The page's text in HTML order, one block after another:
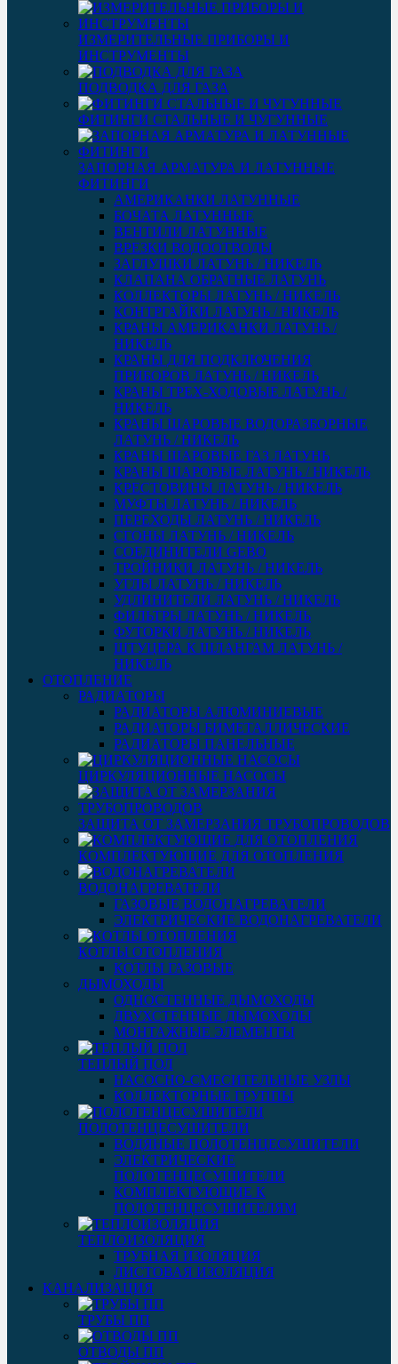
ИЗМЕРИТЕЛЬНЫЕ ПРИБОРЫ И
ИНСТРУМЕНТЫ
ПОДВОДКА ДЛЯ ГАЗА
ФИТИНГИ СТАЛЬНЫЕ И ЧУГУННЫЕ
ЗАПОРНАЯ АРМАТУРА И ЛАТУННЫЕ
ФИТИНГИ
АМЕРИКАНКИ ЛАТУННЫЕ
БОЧАТА ЛАТУННЫЕ
ВЕНТИЛИ ЛАТУННЫЕ
ВРЕЗКИ ВОДООТВОДЫ
ЗАГЛУШКИ ЛАТУНЬ / НИКЕЛЬ
КЛАПАНА ОБРАТНЫЕ ЛАТУНЬ
КОЛЛЕКТОРЫ ЛАТУНЬ / НИКЕЛЬ
КОНТРГАЙКИ ЛАТУНЬ / НИКЕЛЬ
КРАНЫ АМЕРИКАНКИ ЛАТУНЬ /
НИКЕЛЬ
КРАНЫ ДЛЯ ПОДКЛЮЧЕНИЯ
ПРИБОРОВ ЛАТУНЬ / НИКЕЛЬ
КРАНЫ ТРЕХ-ХОДОВЫЕ ЛАТУНЬ /
НИКЕЛЬ
КРАНЫ ШАРОВЫЕ ВОДОРАЗБОРНЫЕ
ЛАТУНЬ / НИКЕЛЬ
КРАНЫ ШАРОВЫЕ ГАЗ ЛАТУНЬ
КРАНЫ ШАРОВЫЕ ЛАТУНЬ / НИКЕЛЬ
КРЕСТОВИНЫ ЛАТУНЬ / НИКЕЛЬ
МУФТЫ ЛАТУНЬ / НИКЕЛЬ
ПЕРЕХОДЫ ЛАТУНЬ / НИКЕЛЬ
СГОНЫ ЛАТУНЬ / НИКЕЛЬ
СОЕДИНИТЕЛИ GEBO
ТРОЙНИКИ ЛАТУНЬ / НИКЕЛЬ
УГЛЫ ЛАТУНЬ / НИКЕЛЬ
УДЛИНИТЕЛИ ЛАТУНЬ / НИКЕЛЬ
ФИЛЬТРЫ ЛАТУНЬ / НИКЕЛЬ
ФУТОРКИ ЛАТУНЬ / НИКЕЛЬ
ШТУЦЕРА К ШЛАНГАМ ЛАТУНЬ /
НИКЕЛЬ
ОТОПЛЕНИЕ
РАДИАТОРЫ
РАДИАТОРЫ АЛЮМИНИЕВЫЕ
РАДИАТОРЫ БИМЕТАЛЛИЧЕСКИЕ
РАДИАТОРЫ ПАНЕЛЬНЫЕ
ЦИРКУЛЯЦИОННЫЕ НАСОСЫ
ЗАЩИТА ОТ ЗАМЕРЗАНИЯ ТРУБОПРОВОДОВ
КОМПЛЕКТУЮЩИЕ ДЛЯ ОТОПЛЕНИЯ
ВОДОНАГРЕВАТЕЛИ
ГАЗОВЫЕ ВОДОНАГРЕВАТЕЛИ
ЭЛЕКТРИЧЕСКИЕ ВОДОНАГРЕВАТЕЛИ
КОТЛЫ ОТОПЛЕНИЯ
КОТЛЫ ГАЗОВЫЕ
ДЫМОХОДЫ
ОДНОСТЕННЫЕ ДЫМОХОДЫ
ДВУХСТЕННЫЕ ДЫМОХОДЫ
МОНТАЖНЫЕ ЭЛЕМЕНТЫ
ТЕПЛЫЙ ПОЛ
НАСОСНО-СМЕСИТЕЛЬНЫЕ УЗЛЫ
КОЛЛЕКТОРНЫЕ ГРУППЫ
ПОЛОТЕНЦЕСУШИТЕЛИ
ВОДЯНЫЕ ПОЛОТЕНЦЕСУШИТЕЛИ
ЭЛЕКТРИЧЕСКИЕ
ПОЛОТЕНЦЕСУШИТЕЛИ
КОМПЛЕКТУЮЩИЕ К
ПОЛОТЕНЦЕСУШИТЕЛЯМ
ТЕПЛОИЗОЛЯЦИЯ
ТРУБНАЯ ИЗОЛЯЦИЯ
ЛИСТОВАЯ ИЗОЛЯЦИЯ
КАНАЛИЗАЦИЯ
ТРУБЫ ПП
ОТВОДЫ ПП